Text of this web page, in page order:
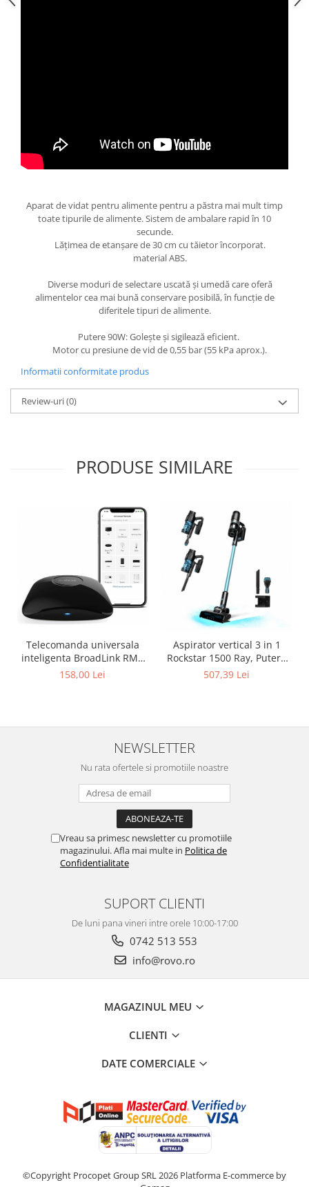
Aparat de vidat pentru alimente pentru a păstra mai mult timp
toate tipurile de alimente. Sistem de ambalare rapid în 10
secunde.
Lățimea de etanșare de 30 cm cu tăietor încorporat.
material ABS.
Diverse moduri de selectare uscată și umedă care oferă
alimentelor cea mai bună conservare posibilă, în funcție de
diferitele tipuri de alimente.
Putere 90W: Golește și sigilează eficient.
Motor cu presiune de vid de 0,55 bar (55 kPa aprox.).
Informatii conformitate produs
Review-uri(0)
PRODUSE SIMILARE
Telecomanda universala
inteligenta BroadLink RM4
Pro, Wi-Fi, Compatibil cu
158,00 Lei
Aspirator vertical 3 in 1
Rockstar 1500 Ray, Putere
215W, 25.2V Li-Ion, 12kPa,
507,39 Lei
NEWSLETTER
Nu rata ofertele si promotiile noastre
Vreau sa primesc newsletter cu promotiile
magazinului. Afla mai multe in Politica de
Confidentialitate
SUPORT CLIENTI
De luni pana vineri intre orele 10:00-17:00
0742 513 553
info@rovo.ro
MAGAZINUL MEU
CLIENTI
DATE COMERCIALE
©Copyright Procopet Group SRL 2026 Platforma E-commerce by